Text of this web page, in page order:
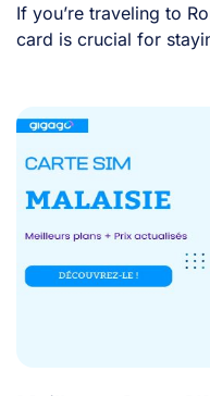
If you’re traveling to
card is crucial for